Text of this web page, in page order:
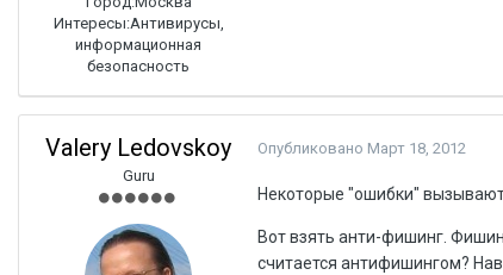
Интересы:Антивирусы,
информационная
безопасность
Valery Ledovskoy
Guru
Опубликовано Март 18, 2012
Некоторые "ошибки"
Вот взять анти-фишинг.
считается антифишингом?